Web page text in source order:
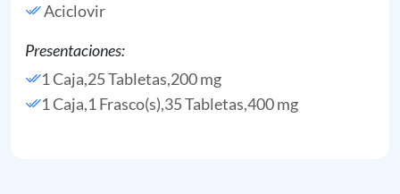
Aciclovir
Presentaciones:
1 Caja,25 Tabletas,200 mg
1 Caja,1 Frasco(s),35 Tabletas,400 mg